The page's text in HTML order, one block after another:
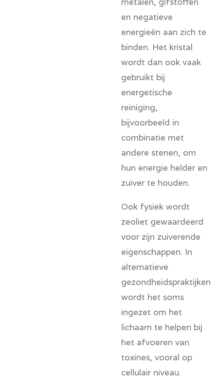
en negatieve
energieën aan zich te
binden. Het kristal
wordt dan ook vaak
gebruikt bij
energetische
reiniging,
bijvoorbeeld in
combinatie met
andere stenen, om
hun energie helder en
zuiver te houden.
Ook fysiek wordt
zeoliet gewaardeerd
voor zijn zuiverende
eigenschappen. In
alternatieve
gezondheidspraktijken
wordt het soms
ingezet om het
lichaam te helpen bij
het afvoeren van
toxines, vooral op
cellulair niveau.